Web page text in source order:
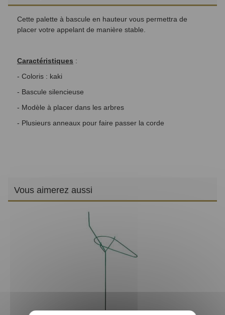
Cette palette à bascule en hauteur vous permettra de
placer votre appelant de manière stable.
Caractéristiques :
- Coloris : kaki
- Bascule silencieuse
- Modèle à placer dans les arbres
- Plusieurs anneaux pour faire passer la corde
Vous aimerez aussi